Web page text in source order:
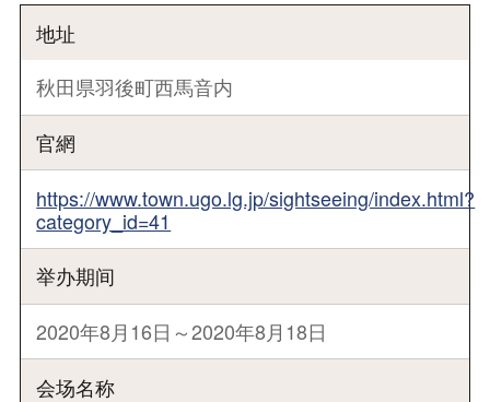
地址
秋田県羽後町西馬音内
官網
https://www.town.ugo.lg.jp/sightseeing/index.html?
category_id=41
举办期间
2020年8月16日～2020年8月18日
会场名称